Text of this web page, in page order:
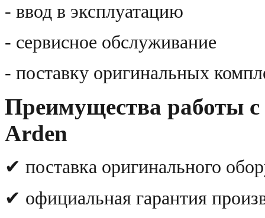
- ввод в эксплуатацию
- сервисное обслуживание
- поставку оригинальных
Преимущества работы
Arden
✔ поставка оригинального
✔ официальная гарантия